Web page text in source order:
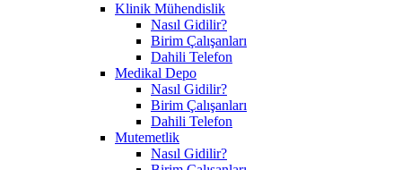
Klinik Mühendislik
Nasıl Gidilir?
Birim Çalışanları
Dahili Telefon
Medikal Depo
Nasıl Gidilir?
Birim Çalışanları
Dahili Telefon
Mutemetlik
Nasıl Gidilir?